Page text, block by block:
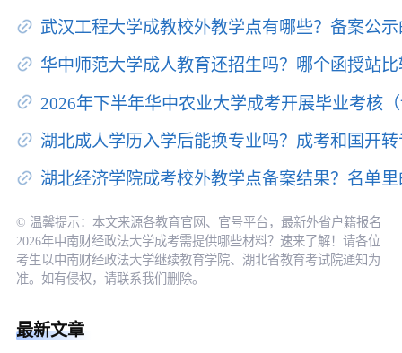
武汉工程大学成教校外教学点有哪些？备案公
华中师范大学成人教育还招生吗？哪个函授站
2026年下半年华中农业大学成考开展毕业考核
湖北成人学历入学后能换专业吗？成考和国开
湖北经济学院成考校外教学点备案结果？名单
© 温馨提示：本文来源各教育官网、官号平台，最新外省户籍报名
2026年中南财经政法大学成考需提供哪些材料？速来了解！请各位
考生以中南财经政法大学继续教育学院、湖北省教育考试院通知为
准。如有侵权，请联系我们删除。
最新文章